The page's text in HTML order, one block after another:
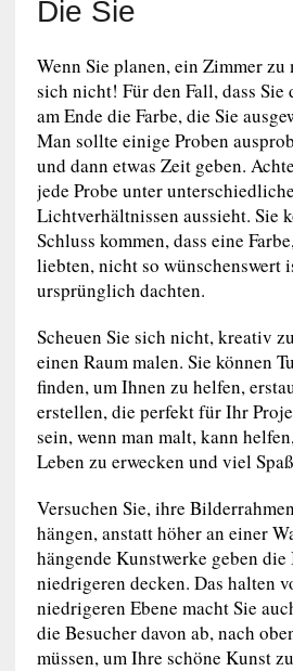
Die Sie
Wenn Sie planen, ein Zimmer zu
sich nicht! Für den Fall, dass Sie
am Ende die Farbe, die Sie
Man sollte einige Proben
und dann etwas Zeit geben.
jede Probe unter
Lichtverhältnissen aussieht. Sie
Schluss kommen, dass eine
liebten, nicht so wünschenswert
ursprünglich dachten.
Scheuen Sie sich nicht, kreativ
einen Raum malen. Sie können
finden, um Ihnen zu helfen,
erstellen, die perfekt für Ihr
sein, wenn man malt, kann
Leben zu erwecken und viel
Versuchen Sie, ihre
hängen, anstatt höher an einer
hängende Kunstwerke geben
niedrigeren decken. Das halten
niedrigeren Ebene macht Sie
die Besucher davon ab, nach
müssen, um Ihre schöne Kunst